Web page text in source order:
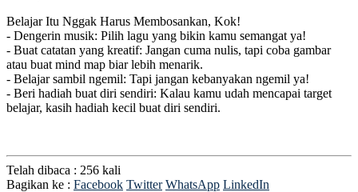
Belajar Itu Nggak Harus Membosankan, Kok!
- Dengerin musik: Pilih lagu yang bikin kamu semangat ya!
- Buat catatan yang kreatif: Jangan cuma nulis, tapi coba gambar
atau buat mind map biar lebih menarik.
- Belajar sambil ngemil: Tapi jangan kebanyakan ngemil ya!
- Beri hadiah buat diri sendiri: Kalau kamu udah mencapai target
belajar, kasih hadiah kecil buat diri sendiri.
Telah dibaca : 256 kali
Bagikan ke : Facebook Twitter WhatsApp LinkedIn